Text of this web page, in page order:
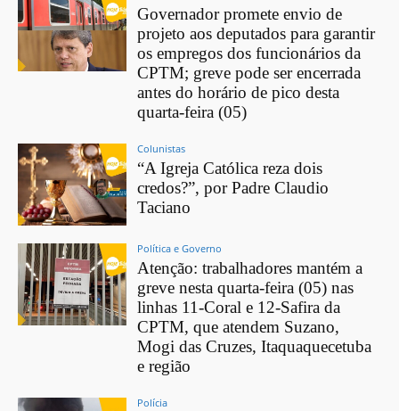
Governador promete envio de
projeto aos deputados para garantir
os empregos dos funcionários da
CPTM; greve pode ser encerrada
antes do horário de pico desta
quarta-feira (05)
Colunistas
“A Igreja Católica reza dois
credos?”, por Padre Claudio
Taciano
Política e Governo
Atenção: trabalhadores mantém a
greve nesta quarta-feira (05) nas
linhas 11-Coral e 12-Safira da
CPTM, que atendem Suzano,
Mogi das Cruzes, Itaquaquecetuba
e região
Polícia